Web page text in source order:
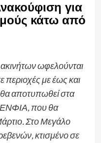
για
κάτω από
ωφελούνται
με έως και
αποτυπωθεί στα
ΕΝΦΙΑ, που θα
Στο Μεγάλο
κτισμένο σε